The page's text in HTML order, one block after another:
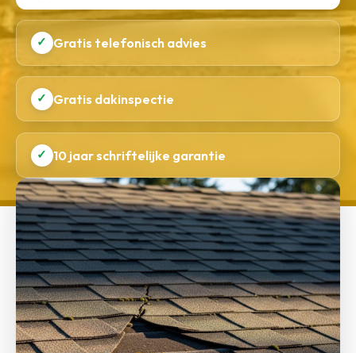
✓ Gratis telefonisch advies
✓ Gratis dakinspectie
✓ 10 jaar schriftelijke garantie